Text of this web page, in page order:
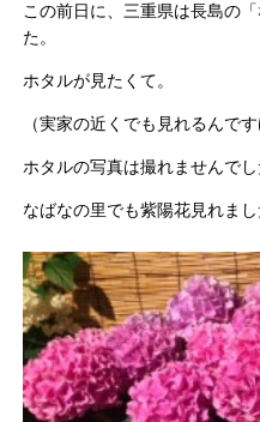
この前日に、三重県は長島の
た。
ホタルが見たくて。
（実家の近くでも見れるんで
ホタルの写真は撮れませんで
なばなの里でも紫陽花見れま